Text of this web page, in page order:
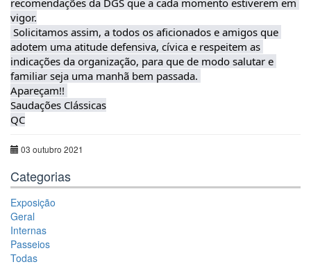
recomendações da DGS que a cada momento estiverem em
vigor.
adotem uma atitude defensiva, cívica e respeitem as
indicações da organização, para que de modo salutar e
familiar seja uma manhã bem passada.
Apareçam!!
Saudações Clássicas
QC
03 outubro 2021
Categorias
Exposição
Geral
Internas
Passeios
Todas